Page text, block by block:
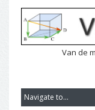
Van de